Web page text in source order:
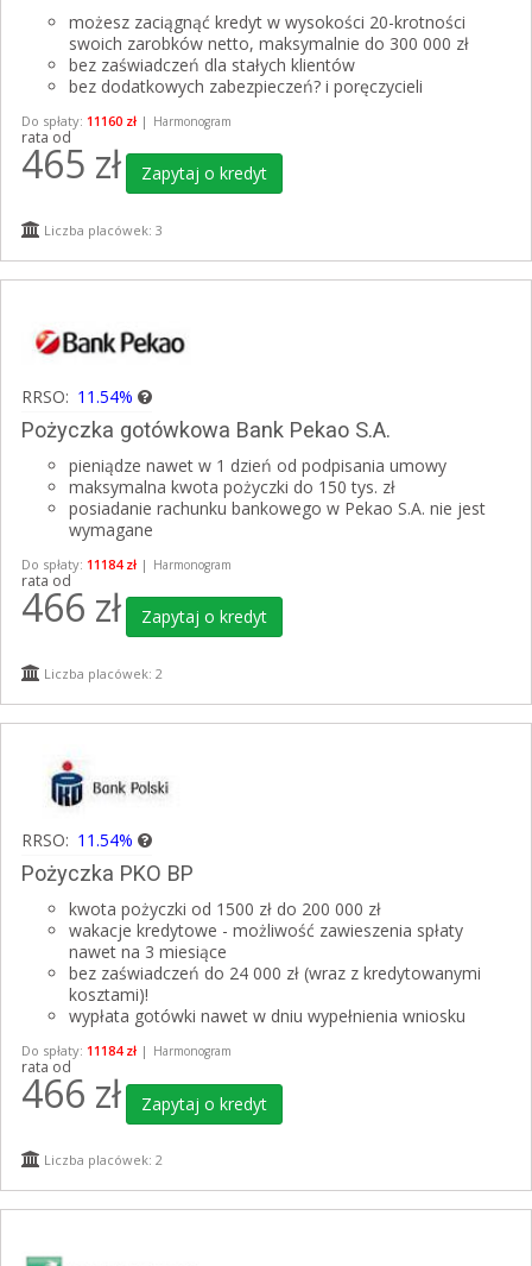
możesz zaciągnąć kredyt w wysokości 20-krotności
swoich zarobków netto, maksymalnie do 300 000 zł
bez zaświadczeń dla stałych klientów
bez dodatkowych zabezpieczeń? i poręczycieli
Do spłaty: 11160 zł | Harmonogram
rata od
465 zł Zapytaj o kredyt
Liczba placówek: 3
RRSO: 11.54%
Pożyczka gotówkowa Bank Pekao S.A.
pieniądze nawet w 1 dzień od podpisania umowy
maksymalna kwota pożyczki do 150 tys. zł
posiadanie rachunku bankowego w Pekao S.A. nie jest
wymagane
Do spłaty: 11184 zł | Harmonogram
rata od
466 zł Zapytaj o kredyt
Liczba placówek: 2
RRSO: 11.54%
Pożyczka PKO BP
kwota pożyczki od 1500 zł do 200 000 zł
wakacje kredytowe - możliwość zawieszenia spłaty
nawet na 3 miesiące
bez zaświadczeń do 24 000 zł (wraz z kredytowanymi
kosztami)!
wypłata gotówki nawet w dniu wypełnienia wniosku
Do spłaty: 11184 zł | Harmonogram
rata od
466 zł Zapytaj o kredyt
Liczba placówek: 2